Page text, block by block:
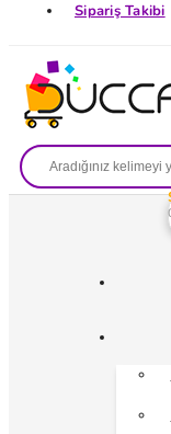
Sipariş Takibi